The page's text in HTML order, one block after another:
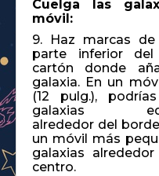
Cuelga las
móvil:
9. Haz marcas
parte inferior
cartón donde
galaxia. En un
(12 pulg.),
galaxias
alrededor del
un móvil más
galaxias
centro.